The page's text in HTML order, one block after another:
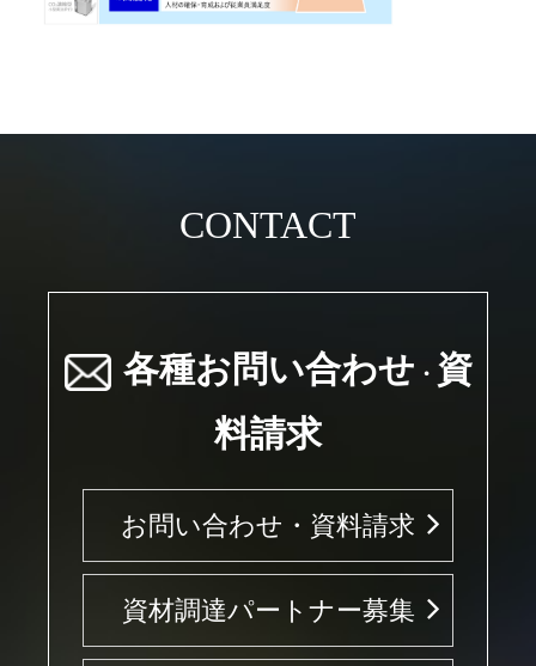
CONTACT
各種お問い合わせ ・ 資
料請求
お問い合わせ・資料請求
資材調達パートナー募集